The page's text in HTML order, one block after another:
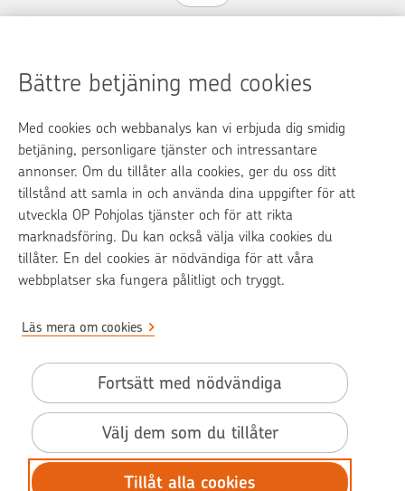
Bättre betjäning med cookies
Med cookies och webbanalys kan vi erbjuda dig smidig
betjäning, personligare tjänster och intressantare
annonser. Om du tillåter alla cookies, ger du oss ditt
tillstånd att samla in och använda dina uppgifter för att
utveckla OP Pohjolas tjänster och för att rikta
marknadsföring. Du kan också välja vilka cookies du
tillåter. En del cookies är nödvändiga för att våra
webbplatser ska fungera pålitligt och tryggt.
Läs mera om cookies
Tillåt alla cookies
Välj dem som du tillåter
Fortsätt med nödvändiga
op.fi
OP Media
Kontaktinformation
Samtalstariff
Pohjola Skadehjälpen är en tjänst från Pohjola Försäkring Ab
Cookies och användning av nätidentifierare
Tillgänglighetsutlåtande
Dataskydd
Användarvillkor